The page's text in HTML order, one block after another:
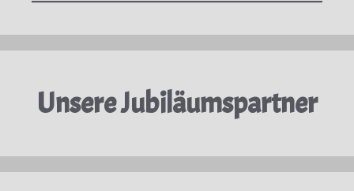
Unsere Jubiläumspartner